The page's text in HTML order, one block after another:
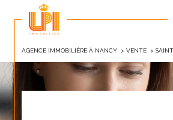
AGENCE IMMOBILIÈRE À NANCY VENTE